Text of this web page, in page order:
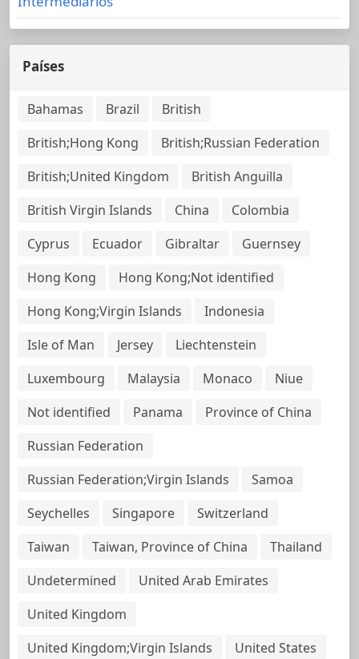
Países
Bahamas Brazil
British
British;Hong Kong
British;Russian Federation
British;United Kingdom
British Anguilla
British Virgin Islands
China
Colombia
Cyprus
Ecuador Gibraltar
Guernsey
Hong Kong
Hong Kong;Not identified
Hong Kong;Virgin Islands
Indonesia
Isle of Man
Jersey
Liechtenstein
Luxembourg
Malaysia Monaco
Niue
Not identified
Panama
Province of China
Russian Federation
Russian Federation;Virgin Islands
Samoa
Seychelles
Singapore
Switzerland
Taiwan
Taiwan, Province of China
Thailand
Undetermined
United Arab Emirates
United Kingdom
United Kingdom;Virgin Islands
United States